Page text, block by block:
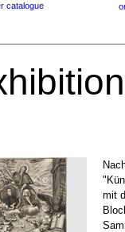
catalogue
mit